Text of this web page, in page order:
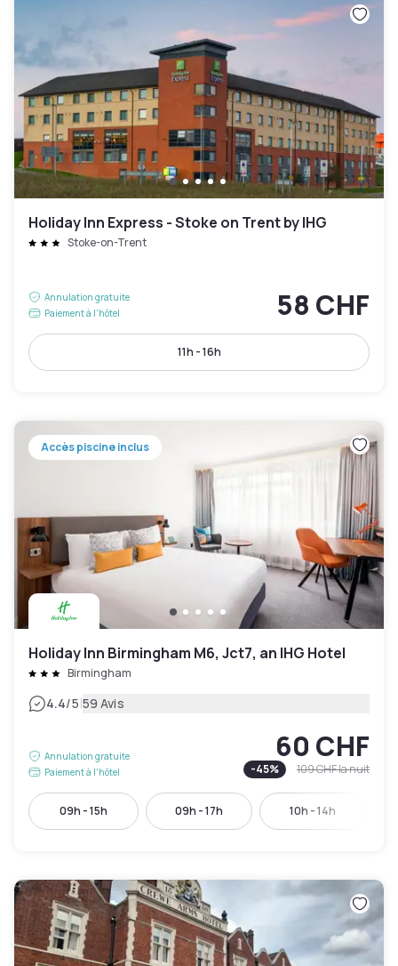
Holiday Inn Express - Stoke on Trent by IHG
Stoke-on-Trent
Annulation gratuite
Paiement à l'hôtel
58 CHF
11h - 16h
Accès piscine inclus
Holiday Inn Birmingham M6, Jct7, an IHG Hotel
Birmingham
4.4/5|59 Avis
Annulation gratuite
Paiement à l'hôtel
60 CHF
-45% 109 CHFla nuit
09h - 15h 09h - 17h 10h - 14h